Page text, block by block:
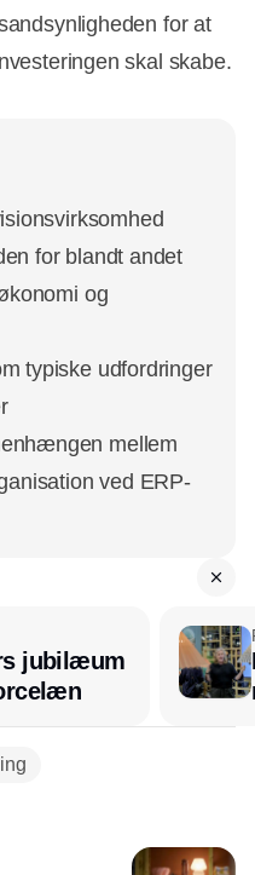
for at
skal skabe.
for blandt andet
og
typiske udfordringer
mellem
ved ERP-
jubilæum